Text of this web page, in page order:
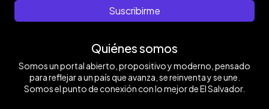
Suscribirme
Quiénes somos
Somos un portal abierto, propositivo y moderno, pensado
para reflejar a un país que avanza, se reinventa y se une.
Somos el punto de conexión con lo mejor de El Salvador.